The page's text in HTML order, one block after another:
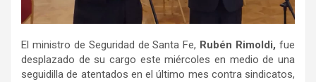
El ministro de Seguridad de Santa Fe, Rubén Rimoldi,fue
desplazado de su cargo este miércoles en medio de una
seguidilla de atentados en el último mes contra sindicatos,